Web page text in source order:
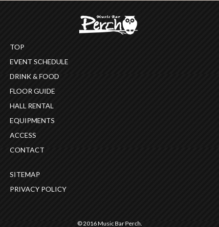
TOP
EVENT SCHEDULE
DRINK & FOOD
FLOOR GUIDE
HALL RENTAL
EQUIPMENTS
ACCESS
CONTACT
SITEMAP
PRIVACY POLICY
© 2016 Music Bar Perch.